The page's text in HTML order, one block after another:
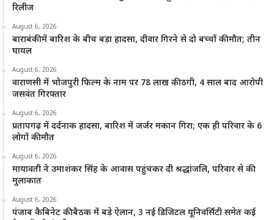
रिलीज
August 6, 2026
बाराबंकी में बारिश के बीच बड़ा हादसा, दीवार गिरने से दो बच्चों की मौत; तीन
घायल
August 6, 2026
वाराणसी में भोजपुरी फिल्म के नाम पर 78 लाख की ठगी, 4 साल बाद आरोपी
जसवंत गिरफ्तार
August 6, 2026
प्रतापगढ़ में दर्दनाक हादसा, बारिश में जर्जर मकान गिरा; एक ही परिवार के 6
लोगों की मौत
August 6, 2026
मायावती ने उमाशंकर सिंह के आवास पहुंचकर दी श्रद्धांजलि, परिवार से की
मुलाकात
August 6, 2026
पंजाब कैबिनेट की बैठक में बड़े ऐलान, 3 नई डिजिटल यूनिवर्सिटी समेत कई